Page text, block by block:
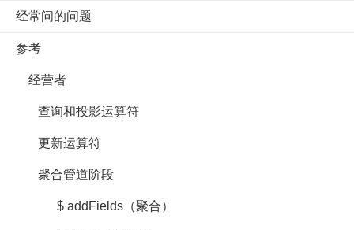
经常问的问题
参考
经营者
查询和投影运算符
更新运算符
聚合管道阶段
$ addFields（聚合）